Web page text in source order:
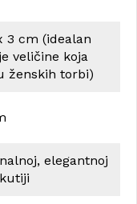
3 cm (idealan
veličine koja
ženskih torbi)
elegantnoj